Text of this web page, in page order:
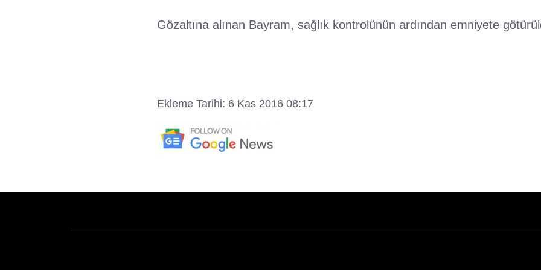
Gözaltına alınan Bayram, sağlık kontrolünün ardından emniyete
Ekleme Tarihi: 6 Kas 2016 08:17